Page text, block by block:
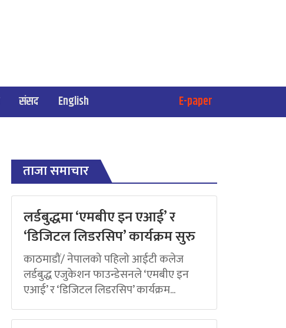
संसद English E-paper
ताजा समाचार
लर्डबुद्धमा ‘एमबीए इन एआई’ र
‘डिजिटल लिडरसिप’ कार्यक्रम सुरु
काठमाडौं/ नेपालको पहिलो आईटी कलेज
लर्डबुद्ध एजुकेशन फाउन्डेसनले ‘एमबीए इन
एआई’ र ‘डिजिटल लिडरसिप’ कार्यक्रम...